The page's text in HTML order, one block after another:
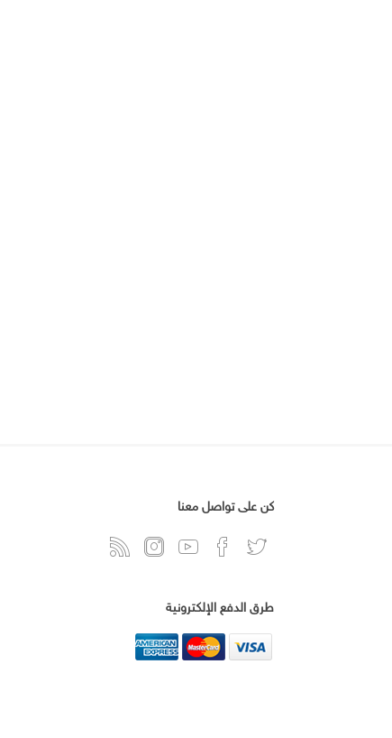
كن على تواصل معنا
طرق الدفع الإلكترونية